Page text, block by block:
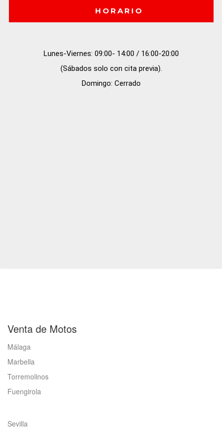
HORARIO
Lunes-Viernes: 09:00- 14:00 / 16:00-20:00
(Sábados solo con cita previa).
Domingo: Cerrado
Venta de Motos
Málaga
Marbella
Torremolinos
Fuengirola
Sevilla